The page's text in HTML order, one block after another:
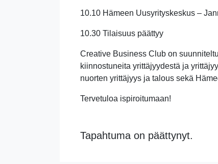
10.10 Hämeen Uusyrityskeskus –
10.30 Tilaisuus päättyy
Creative Business Club on
kiinnostuneita yrittäjyydestä ja
nuorten yrittäjyys ja talous sekä
Tervetuloa ispiroitumaan!
Tapahtuma on päättynyt.